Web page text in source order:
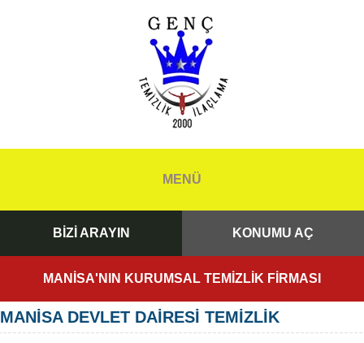
MENÜ
BİZİ ARAYIN KONUMU AÇ
MANİSA'NIN KURUMSAL TEMİZLİK FİRMASI
MANİSA DEVLET DAİRESİ TEMİZLİK